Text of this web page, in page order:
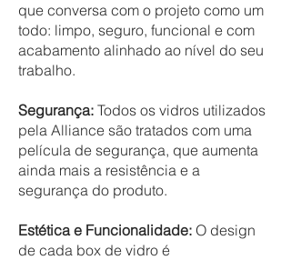
que conversa com o projeto como um
todo: limpo, seguro, funcional e com
acabamento alinhado ao nível do seu
trabalho.
Segurança: Todos os vidros utilizados
pela Alliance são tratados com uma
película de segurança, que aumenta
ainda mais a resistência e a
segurança do produto.
Estética e Funcionalidade: O design
de cada box de vidro é